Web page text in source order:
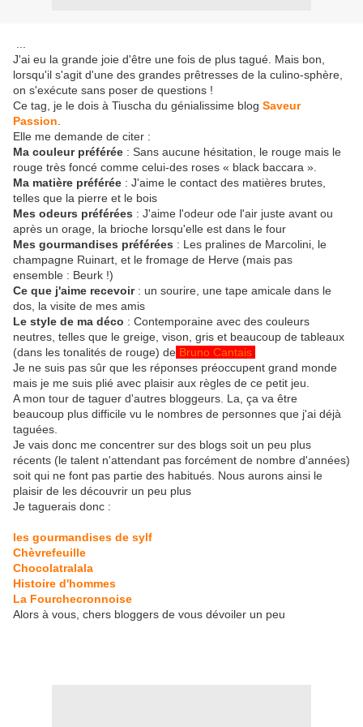
J'ai eu la grande joie d'être une fois de plus tagué. Mais bon,
lorsqu'il s'agit d'une des grandes prêtresses de la culino-sphère,
on s'exécute sans poser de questions !
Ce tag, je le dois à Tiuscha du génialissime blog Saveur
Passion
Elle me demande de citer :
Ma couleur préférée : Sans aucune hésitation, le rouge mais le
rouge très foncé comme celui-des roses « black baccara ».
Ma matière préférée : J'aime le contact des matières brutes,
telles que la pierre et le bois
Mes odeurs préférées : J'aime l'odeur ode l'air juste avant ou
après un orage, la brioche lorsqu'elle est dans le four
Mes gourmandises préférées : Les pralines de Marcolini, le
champagne Ruinart, et le fromage de Herve (mais pas
ensemble : Beurk !)
Ce que j'aime recevoir: un sourire, une tape amicale dans le
dos, la visite de mes amis
Le style de ma déco : Contemporaine avec des couleurs
neutres, telles que le greige, vison, gris et beaucoup de tableaux
(dans les tonalités de rouge) de Bruno Cantais
Je ne suis pas sûr que les réponses préoccupent grand monde
mais je me suis plié avec plaisir aux règles de ce petit jeu.
A mon tour de taguer d'autres bloggeurs. La, ça va être
beaucoup plus difficile vu le nombres de personnes que j'ai déjà
taguées.
Je vais donc me concentrer sur des blogs soit un peu plus
récents (le talent n'attendant pas forcément de nombre d'années)
soit qui ne font pas partie des habitués. Nous aurons ainsi le
plaisir de les découvrir un peu plus
Je taguerais donc :
les gourmandises de sylf
Chèvrefeuille
Chocolatralala
Histoire d'hommes
La Fourchecronnoise
Alors à vous, chers bloggers de vous dévoiler un peu